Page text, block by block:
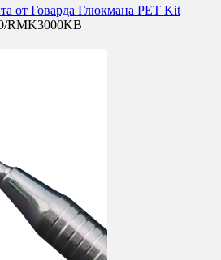
от Говарда Глюкмана PET Kit
RMK3000KB